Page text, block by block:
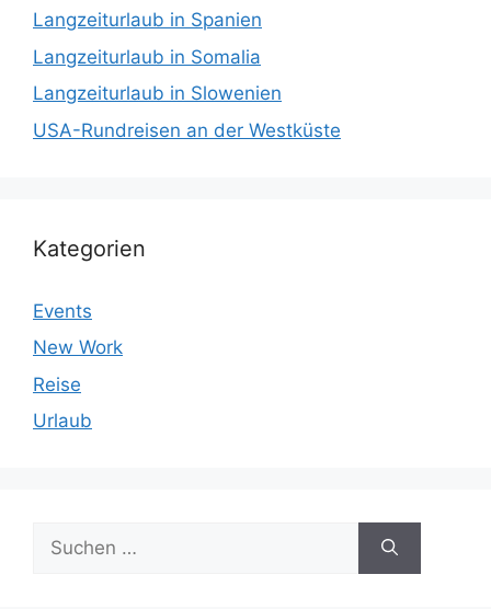
Langzeiturlaub in Spanien
Langzeiturlaub in Somalia
Langzeiturlaub in Slowenien
USA-Rundreisen an der Westküste
Kategorien
Events
New Work
Reise
Urlaub
Suchen
nach: